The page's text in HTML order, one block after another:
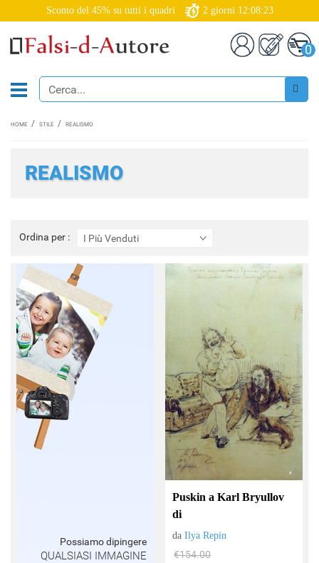
Sconto del 45% su tutti i quadri 2 giorni 12:08:21
0
HOME STILE REALISMO
REALISMO
Ordina per : I Più Venduti
Ordina
per
Possiamo dipingere
QUALSIASI IMMAGINE
Puskin a Karl Bryullov
di
daIlya Repin
€154.00